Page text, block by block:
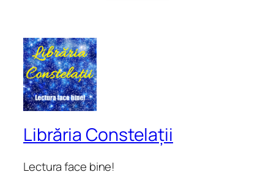
Librăria Constelații
Lectura face bine!